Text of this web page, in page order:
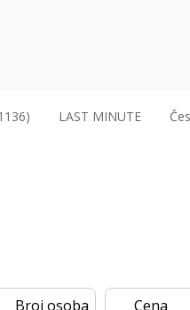
LAST MINUTE
Broj osoba Cena